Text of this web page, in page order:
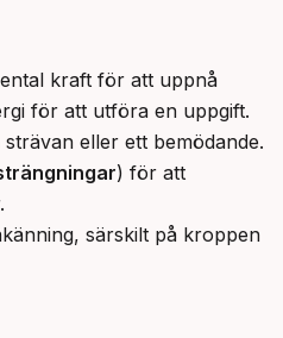
kraft för att uppnå
för att utföra en uppgift.
eller ett bemödande.
) för att
särskilt på kroppen